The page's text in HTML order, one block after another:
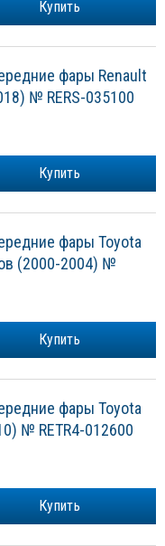
Купить
фары Renault
№ RERS-035100
Купить
фары Toyota
(2000-2004) №
Купить
фары Toyota
№ RETR4-012600
Купить